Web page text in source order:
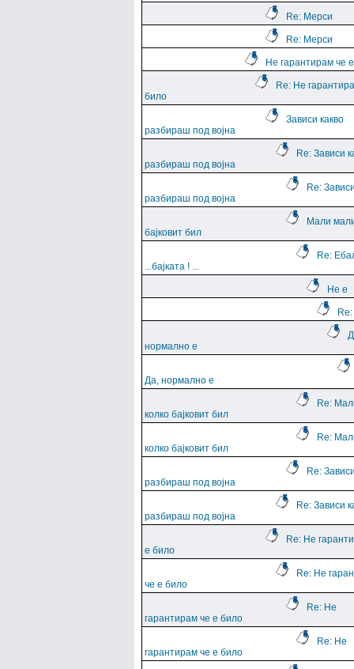
Re: Мерси
Re: Мерси
Не гарантирам че
Re: Не
било
Зависи какво
разбираш под војна
Re: Зависи
разбираш под војна
Re:
разбираш под војна
Мали
бајковит бил
Re:
...баjката ! ...
Не е
нормално е
Да, нормално е
Re:
колко бајковит бил
Re:
колко бајковит бил
Re:
разбираш под војна
Re: Зависи
разбираш под војна
Re: Не
е било
Re: Не
че е било
Re: Не
гарантирам че е било
Re: Не
гарантирам че е било